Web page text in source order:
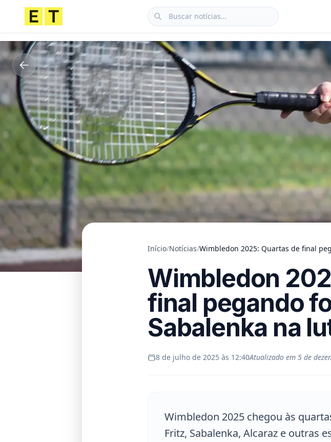
Início/Notícias/Wimbledon 2025: Quartas de final
Wimbledon
final pegando
Sabalenka na
8 de julho de 2025 às 12:40Atualizado em 5 de
Wimbledon 2025 chegou às
Fritz, Sabalenka, Alcaraz e outras